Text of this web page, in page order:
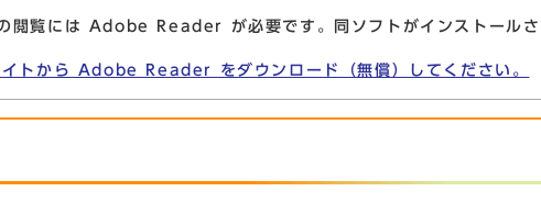
閲覧には Adobe Reader が必要です。同ソフトがインストールさ
トから Adobe Reader をダウンロード（無償）してください。